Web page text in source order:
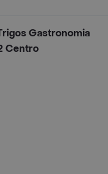
Gastronomia
Centro